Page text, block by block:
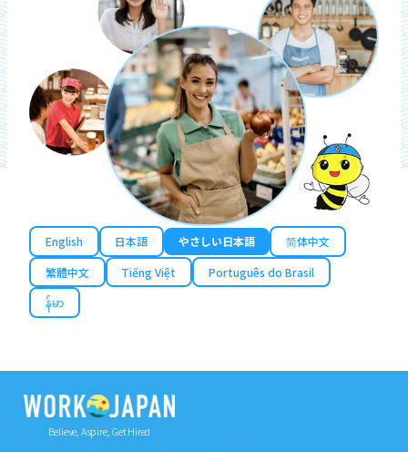
English 日本語 やさしい日本語
简体中文
繁體中文
Tiếng Việt
Português do Brasil
န်မာ
Believe, Aspire, Get Hired